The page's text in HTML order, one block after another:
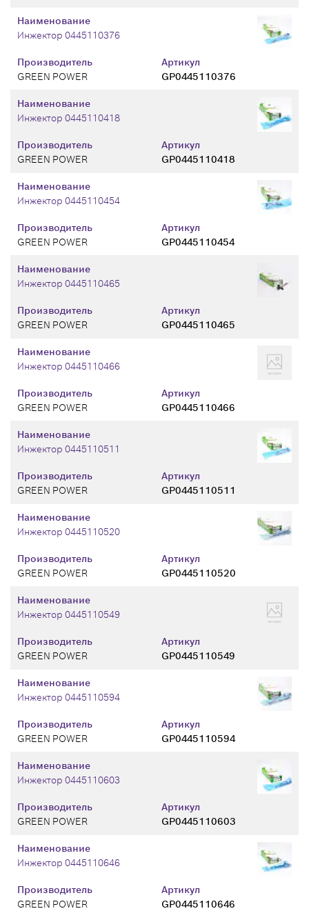
Производитель
GREEN POWER
Артикул
GP0445110376
Наименование
Инжектор 0445110376
Производитель
GREEN POWER
Артикул
GP0445110418
Наименование
Инжектор 0445110418
Производитель
GREEN POWER
Артикул
GP0445110454
Наименование
Инжектор 0445110454
Производитель
GREEN POWER
Артикул
GP0445110465
Наименование
Инжектор 0445110465
Производитель
GREEN POWER
Артикул
GP0445110466
Наименование
Инжектор 0445110466
Производитель
GREEN POWER
Артикул
GP0445110511
Наименование
Инжектор 0445110511
Производитель
GREEN POWER
Артикул
GP0445110520
Наименование
Инжектор 0445110520
Производитель
GREEN POWER
Артикул
GP0445110549
Наименование
Инжектор 0445110549
Производитель
GREEN POWER
Артикул
GP0445110594
Наименование
Инжектор 0445110594
Производитель
GREEN POWER
Артикул
GP0445110603
Наименование
Инжектор 0445110603
Производитель
GREEN POWER
Артикул
GP0445110646
Наименование
Инжектор 0445110646